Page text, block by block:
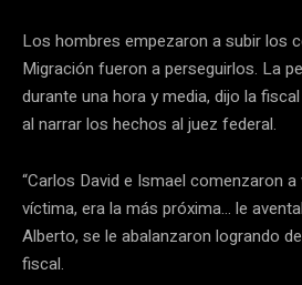
Los hombres empezaron a subir los
Migración fueron a perseguirlos. La
durante una hora y media, dijo la
al narrar los hechos al juez federal.
“Carlos David e Ismael comenzaron
víctima, era la más próxima… le
Alberto, se le abalanzaron logrando
fiscal.